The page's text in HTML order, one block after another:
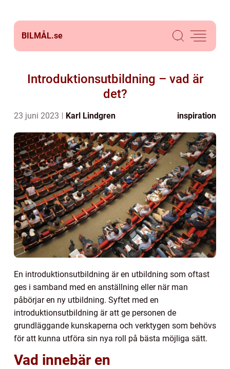
BILMÅL.se
Introduktionsutbildning – vad är
det?
23 juni 2023 Karl Lindgren inspiration
En introduktionsutbildning är en utbildning som oftast
ges i samband med en anställning eller när man
påbörjar en ny utbildning. Syftet med en
introduktionsutbildning är att ge personen de
grundläggande kunskaperna och verktygen som behövs
för att kunna utföra sin nya roll på bästa möjliga sätt.
Vad innebär en